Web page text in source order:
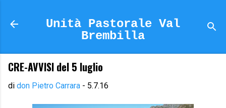
Unità Pastorale Val
Brembilla
CRE-AVVISI del 5 luglio
di don Pietro Carrara - 5.7.16